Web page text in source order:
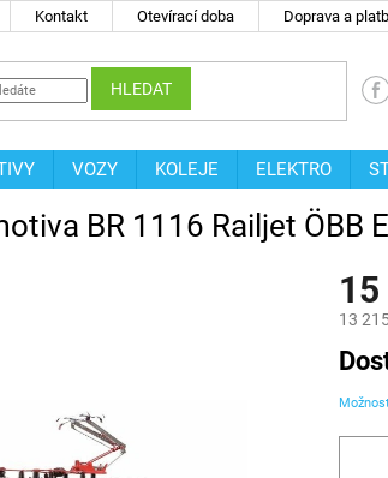
Kontakt Otevírací doba Doprava a
HLEDAT
VOZY KOLEJE ELEKTRO
BR 1116 Railjet ÖBB
13
Měrná
cena: